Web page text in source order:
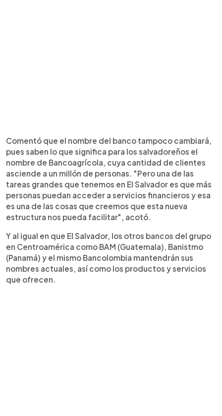
Comentó que el nombre del banco tampoco cambiará,
pues saben lo que significa para los salvadoreños el
nombre de Bancoagrícola, cuya cantidad de clientes
asciende a un millón de personas. "Pero una de las
tareas grandes que tenemos en El Salvador es que más
personas puedan acceder a servicios financieros y esa
es una de las cosas que creemos que esta nueva
estructura nos pueda facilitar", acotó.
Y al igual en que El Salvador, los otros bancos del grupo
en Centroamérica como BAM (Guatemala), Banistmo
(Panamá) y el mismo Bancolombia mantendrán sus
nombres actuales, así como los productos y servicios
que ofrecen.